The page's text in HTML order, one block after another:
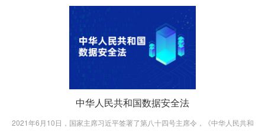
中华人民共和国数据安全法
2021年6月10日，国家主席习近平签署了第八十四号主席令，《中华人民共和